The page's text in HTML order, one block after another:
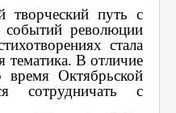
путь с
революции
стала
тематика. В отличие
Октябрьской
сотрудничать с